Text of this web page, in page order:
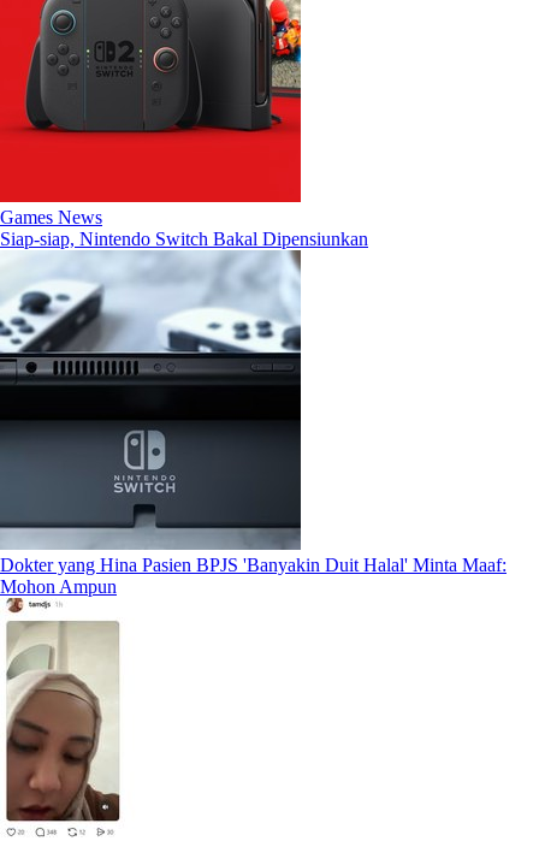
Games News
Siap-siap, Nintendo Switch Bakal Dipensiunkan
Dokter yang Hina Pasien BPJS 'Banyakin Duit Halal' Minta Maaf:
Mohon Ampun